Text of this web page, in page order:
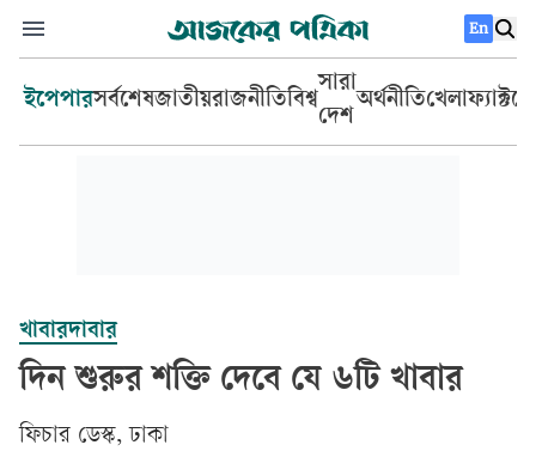
En
ইপেপারসর্বশেষজাতীয়রাজনীতিবিশ্ব
সারা
দেশ
অর্থনীতিখেলা
খাবারদাবার
দিন শুরুর শক্তি দেবে যে ৬টি খাবার
ফিচার ডেস্ক, ঢাকা